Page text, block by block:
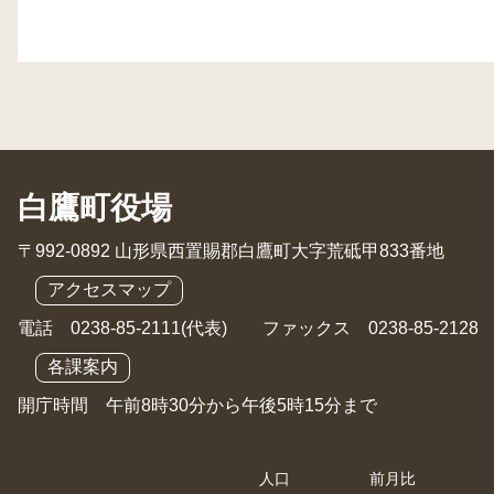
白鷹町役場
〒992-0892 山形県西置賜郡白鷹町大字荒砥甲833番地
アクセスマップ
電話 0238-85-2111(代表) ファックス 0238-85-2128
各課案内
開庁時間 午前8時30分から午後5時15分まで
人口 前月比